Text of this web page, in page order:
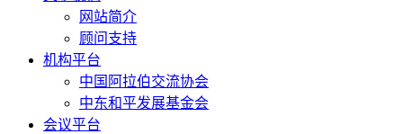
网站简介
顾问支持
机构平台
中国阿拉伯交流协会
中东和平发展基金会
会议平台